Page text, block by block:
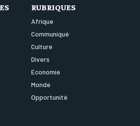
RUBRIQUES
Afrique
Communiqué
Culture
Divers
Economie
Monde
Opportunité